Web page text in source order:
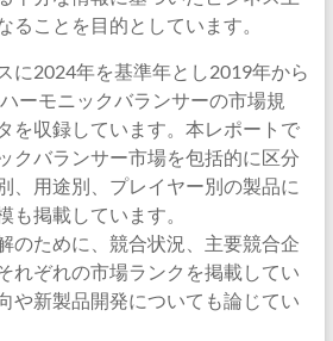
ることを目的としています。
に2024年を基準年とし2019年から
ーモニックバランサーの市場規
を収録しています。本レポートで
クバランサー市場を包括的に区分
、用途別、プレイヤー別の製品に
も掲載しています。
のために、競合状況、主要競合企
れぞれの市場ランクを掲載してい
や新製品開発についても論じてい